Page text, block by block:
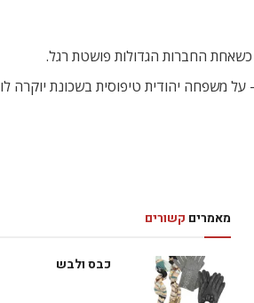
החברות הגדולות פושטת רגל.
על משפחה יהודית טיפוסית בשכונת יוקרה
מאמרים קשורים
כבס ולבש